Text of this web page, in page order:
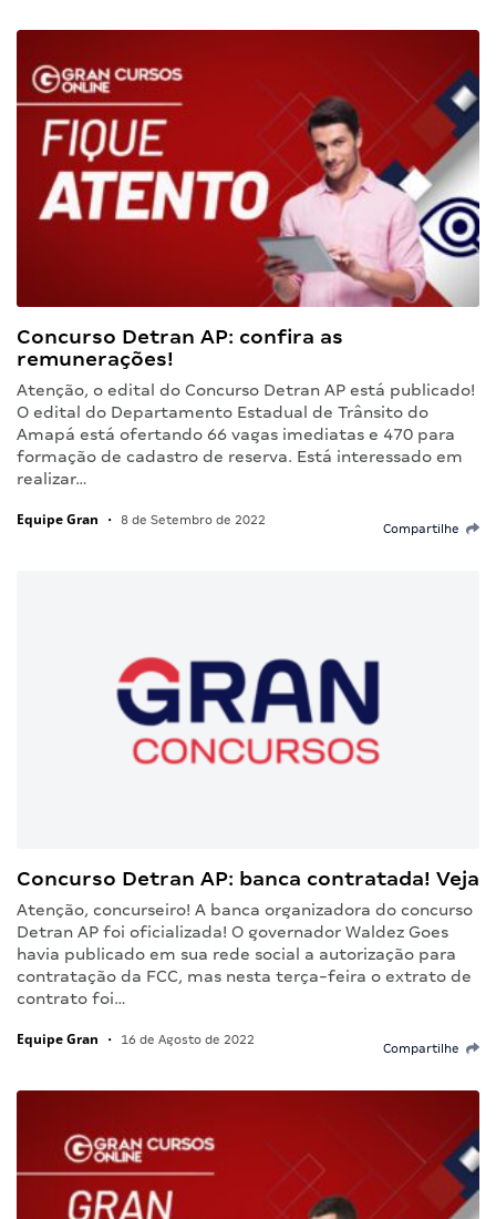
Concurso Detran AP: confira as
remunerações!
Atenção, o edital do Concurso Detran AP está publicado!
O edital do Departamento Estadual de Trânsito do
Amapá está ofertando 66 vagas imediatas e 470 para
formação de cadastro de reserva. Está interessado em
realizar…
Equipe Gran • 8 de Setembro de 2022
Compartilhe
Concurso Detran AP: banca contratada! Veja
Atenção, concurseiro! A banca organizadora do concurso
Detran AP foi oficializada! O governador Waldez Goes
havia publicado em sua rede social a autorização para
contratação da FCC, mas nesta terça-feira o extrato de
contrato foi…
Equipe Gran • 16 de Agosto de 2022
Compartilhe